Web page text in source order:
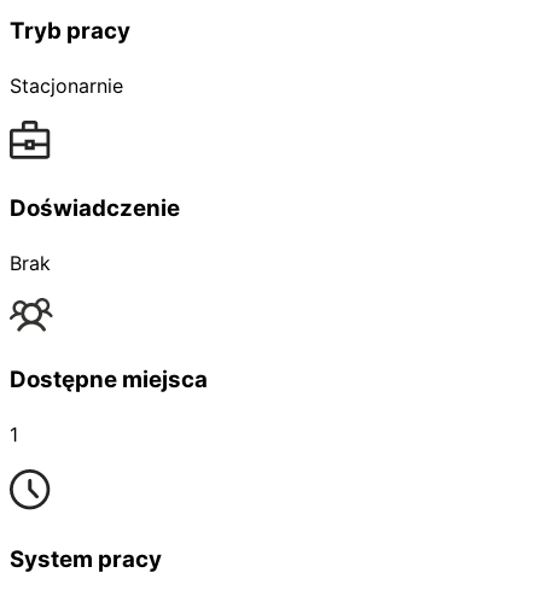
Tryb pracy
Stacjonarnie
Doświadczenie
Brak
Dostępne miejsca
1
System pracy